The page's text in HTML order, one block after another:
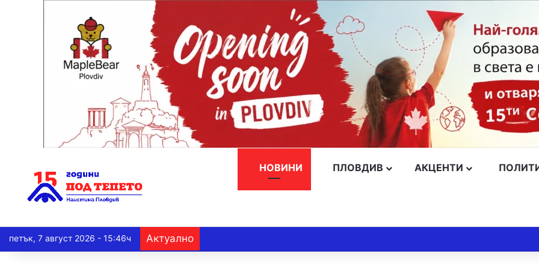
НОВИНИ ПЛОВДИВ АКЦЕНТИ
петък, 7 август 2026 - 15:46ч Актуално